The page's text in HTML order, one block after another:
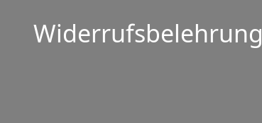
Widerrufsbelehrung